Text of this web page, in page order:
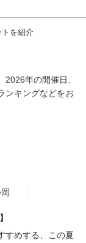
を紹介
年の開催日、
ンキングなどをお
すめする、この夏